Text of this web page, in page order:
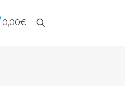
0,00€